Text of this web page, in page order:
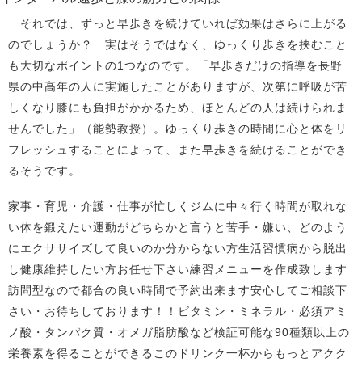
それでは、ずっと早歩きを続けていれば効果はさらに上がる
のでしょうか？ 実はそうではなく、ゆっくり歩きを挟むこと
も大切なポイントの1つなのです。「早歩きだけの指導を長野
県の中高年の人に実施したことがありますが、次第に呼吸が苦
しくなり膝にも負担がかかるため、ほとんどの人は続けられま
せんでした」（能勢教授）。ゆっくり歩きの時間に心と体をリ
フレッシュすることによって、また早歩きを続けることができ
るそうです。
家事・育児・介護・仕事が忙しくジムに中々行く時間が取れな
い体を鍛えたい運動がどちらかと言うと苦手・嫌い、どのよう
にエクササイズして良いのか分からない方生活習慣病から脱出
し健康維持したい方お任せ下さい練習メニューを作成致します
訪問型なので都合の良い時間で予約出来ます安心してご相談下
さい・お待ちしております！！ビタミン・ミネラル・必須アミ
ノ酸・タンパク質・オメガ脂肪酸など検証可能な90種類以上の
栄養素を得ることができるこのドリンク一杯からもっとアクク